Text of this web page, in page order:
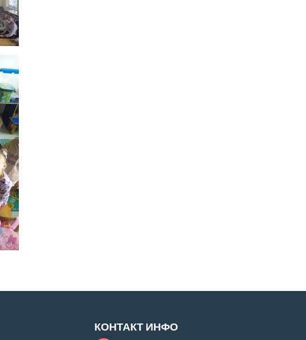
КОНТАКТ ИНФО